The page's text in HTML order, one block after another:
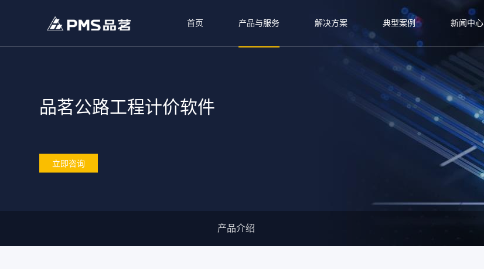
首页 产品与服务 解决方案 典型案例 新闻中心
品茗公路工程计价软件
立即咨询
产品介绍